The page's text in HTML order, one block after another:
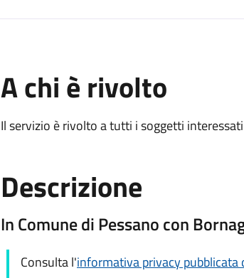
A chi è rivolto
Il servizio è rivolto a tutti i soggetti
Descrizione
In Comune di Pessano con
Consulta l'informativa privacy pubblicata